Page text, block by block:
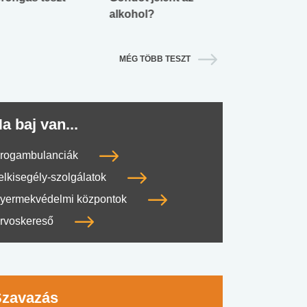
alkohol?
MÉG TÖBB TESZT
baj van...
szolgálatok
központok